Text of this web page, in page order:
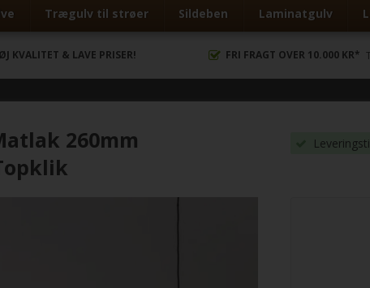
Trægulv til strøer Sildeben Laminatgulv
KVALITET & LAVE PRISER! FRI FRAGT OVER 10.000 KR*
260mm